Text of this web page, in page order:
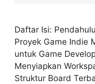
Daftar Isi:
Proyek Game Indie
untuk Game
Menyiapkan
Struktur Board